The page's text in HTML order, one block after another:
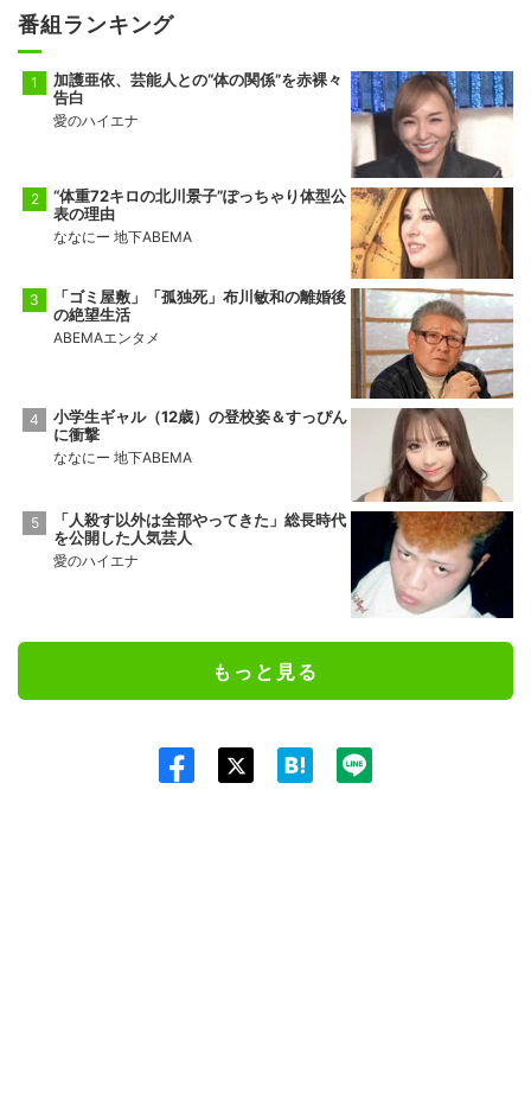
番組ランキング
加護亜依、芸能人との“体の関係”を赤裸々
告白
愛のハイエナ
“体重72キロの北川景子”ぽっちゃり体型公
表の理由
ななにー 地下ABEMA
「ゴミ屋敷」「孤独死」布川敏和の離婚後
の絶望生活
ABEMAエンタメ
小学生ギャル（12歳）の登校姿＆すっぴん
に衝撃
ななにー 地下ABEMA
「人殺す以外は全部やってきた」総長時代
を公開した人気芸人
愛のハイエナ
もっと見る